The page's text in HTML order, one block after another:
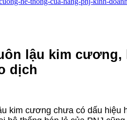
lậu kim
dịch
kim cương chưa có dấu hiệu